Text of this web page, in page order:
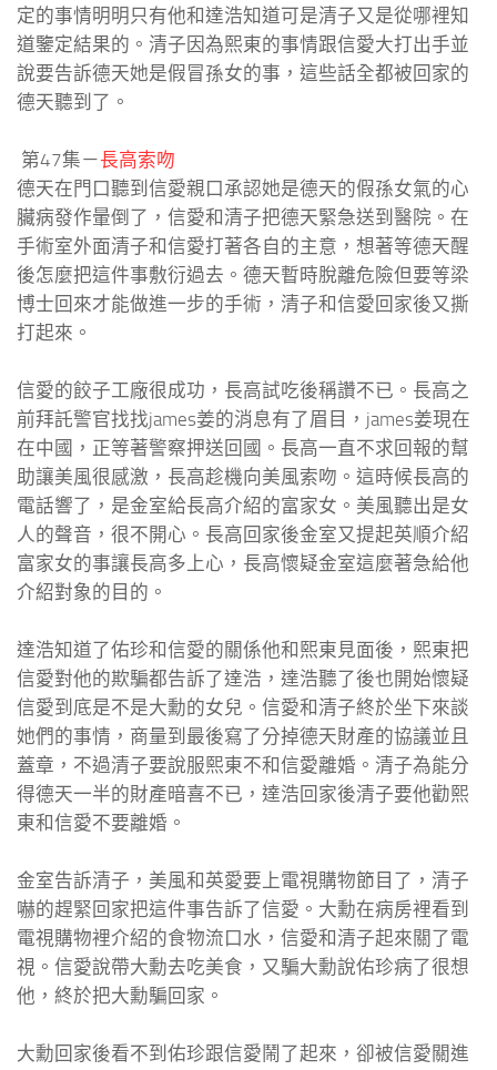
定的事情明明只有他和達浩知道可是清子又是從哪裡知
道鑒定結果的。清子因為熙東的事情跟信愛大打出手並
說要告訴德天她是假冒孫女的事，這些話全都被回家的
德天聽到了。
第47集－長高索吻
德天在門口聽到信愛親口承認她是德天的假孫女氣的心
臟病發作暈倒了，信愛和清子把德天緊急送到醫院。在
手術室外面清子和信愛打著各自的主意，想著等德天醒
後怎麼把這件事敷衍過去。德天暫時脫離危險但要等梁
博士回來才能做進一步的手術，清子和信愛回家後又撕
打起來。
信愛的餃子工廠很成功，長高試吃後稱讚不已。長高之
前拜託警官找找james姜的消息有了眉目，james姜現在
在中國，正等著警察押送回國。長高一直不求回報的幫
助讓美風很感激，長高趁機向美風索吻。這時候長高的
電話響了，是金室給長高介紹的富家女。美風聽出是女
人的聲音，很不開心。長高回家後金室又提起英順介紹
富家女的事讓長高多上心，長高懷疑金室這麼著急給他
介紹對象的目的。
達浩知道了佑珍和信愛的關係他和熙東見面後，熙東把
信愛對他的欺騙都告訴了達浩，達浩聽了後也開始懷疑
信愛到底是不是大勳的女兒。信愛和清子終於坐下來談
她們的事情，商量到最後寫了分掉德天財產的協議並且
蓋章，不過清子要說服熙東不和信愛離婚。清子為能分
得德天一半的財產暗喜不已，達浩回家後清子要他勸熙
東和信愛不要離婚。
金室告訴清子，美風和英愛要上電視購物節目了，清子
嚇的趕緊回家把這件事告訴了信愛。大勳在病房裡看到
電視購物裡介紹的食物流口水，信愛和清子起來關了電
視。信愛說帶大勳去吃美食，又騙大勳說佑珍病了很想
他，終於把大勳騙回家。
大勳回家後看不到佑珍跟信愛鬧了起來，卻被信愛關進